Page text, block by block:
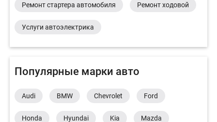
Ремонт стартера автомобиля Ремонт ходовой
Услуги автоэлектрика
Популярные марки авто
Audi BMW Chevrolet Ford
Honda Hyundai Kia Mazda